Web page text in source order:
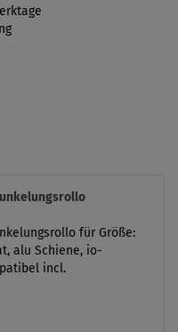
für Größe:
alu Schiene, io-
incl.